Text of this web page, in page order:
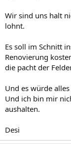
Wir sind uns halt
lohnt.
Es soll im Schnitt
Renovierung
die pacht der
Und es würde
Und ich bin mir
aushalten.
Desi